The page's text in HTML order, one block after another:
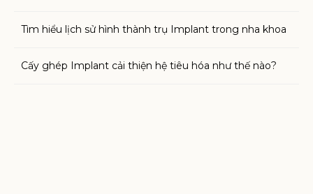
Tìm hiểu lịch sử hình thành trụ Implant trong nha khoa
Cấy ghép Implant cải thiện hệ tiêu hóa như thế nào?